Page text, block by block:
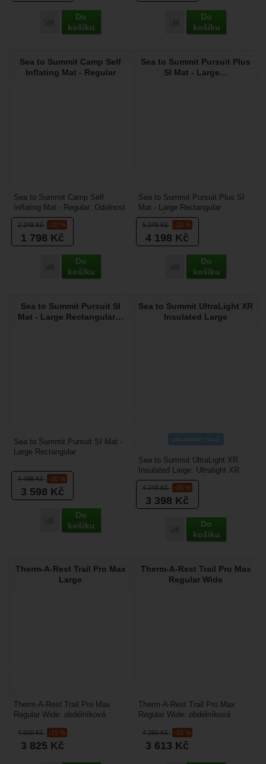
Přidat 'Sea to Summit Camp Self Inflating Mat - Large' k
Do
košíku
Přidat 'Sea to Summit
Do
košíku
Sea to Summit Camp Self
Inflating Mat - Regular
2 248Kč -20 %
1 798 Kč
Přidat 'Sea to Summit Camp Self Inflating Mat - Regular' k
Do
košíku
Sea to Summit Camp Self
Inflating Mat - Regular: Odolnost
a pohodlí pro každé
dobrodružství. Karimatka...
Sea to Summit Pursuit Plus
SI Mat - Large…
5 248Kč -20 %
4 198 Kč
Přidat 'Sea to Summit
Do
košíku
Sea to Summit Pursuit Plus SI
Mat - Large Rectangular
Wide: Čtyřsezónní komfort v 7,5
cm tloušťce. Model...
Sea to Summit Pursuit SI
Mat - Large Rectangular…
4 498Kč -20 %
3 598 Kč
Přidat 'Sea to Summit Pursuit SI Mat - Large Rectangular
Do
košíku
Sea to Summit Pursuit SI Mat -
Large Rectangular
paměťovou pěnou. Model
Pursuit...
Sea to Summit UltraLight XR
Insulated Large
ultralehké zboží
4 248Kč -20 %
3 398 Kč
Přidat 'Sea to Summit
Do
košíku
Sea to Summit UltraLight XR
Insulated Large: Ultralight XR
Insulated ve variantě Large
přináší kombinaci...
Therm-A-Rest Trail Pro Max
Large
4 500Kč -15 %
3 825 Kč
Therm-A-Rest Trail Pro Max
Regular Wide: obdélníková
rozšířená na 64 cm a
prodloužená...
Therm-A-Rest Trail Pro Max
Regular Wide
4 250Kč -15 %
3 613 Kč
Therm-A-Rest Trail Pro Max
Regular Wide: obdélníková
rozšířená na 64 cm. Poskytne...